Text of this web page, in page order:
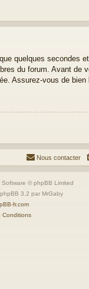
quelques secondes
du forum. Avant de
Assurez-vous de bien
Nous contacter
Software © phpBB Limited
3.2 par MrGaby
fr.com
Conditions